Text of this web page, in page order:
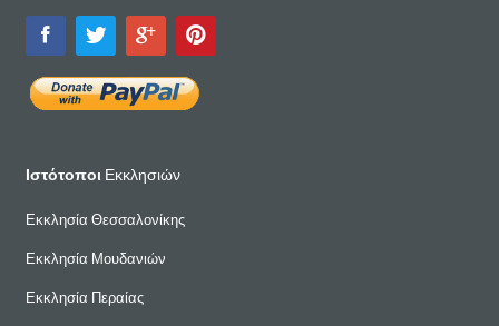
Ιστότοποι Εκκλησιών
Εκκλησία Θεσσαλονίκης
Εκκλησία Μουδανιών
Εκκλησία Περαίας